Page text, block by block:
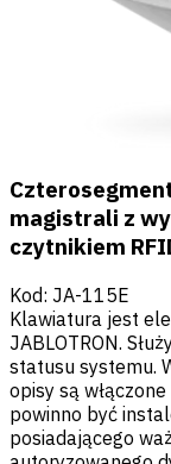
magistrali z
czytnikiem
Kod: JA-115E
Klawiatura jest
JABLOTRON.
statusu systemu.
opisy są
powinno być
posiadającego